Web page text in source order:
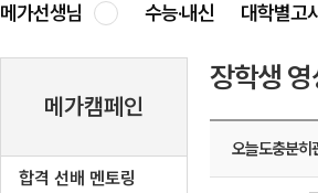
메가선생님 수능·내신 대학별고
메가캠페인
합격 선배 멘토링
장학생
오늘도충분히